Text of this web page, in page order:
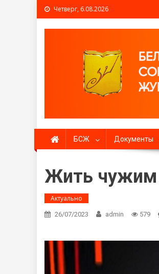
Четверг, 6.08.2026
Белорусский
БСЖ Документы
Жить
Актуально
26/07/2023 admin 579